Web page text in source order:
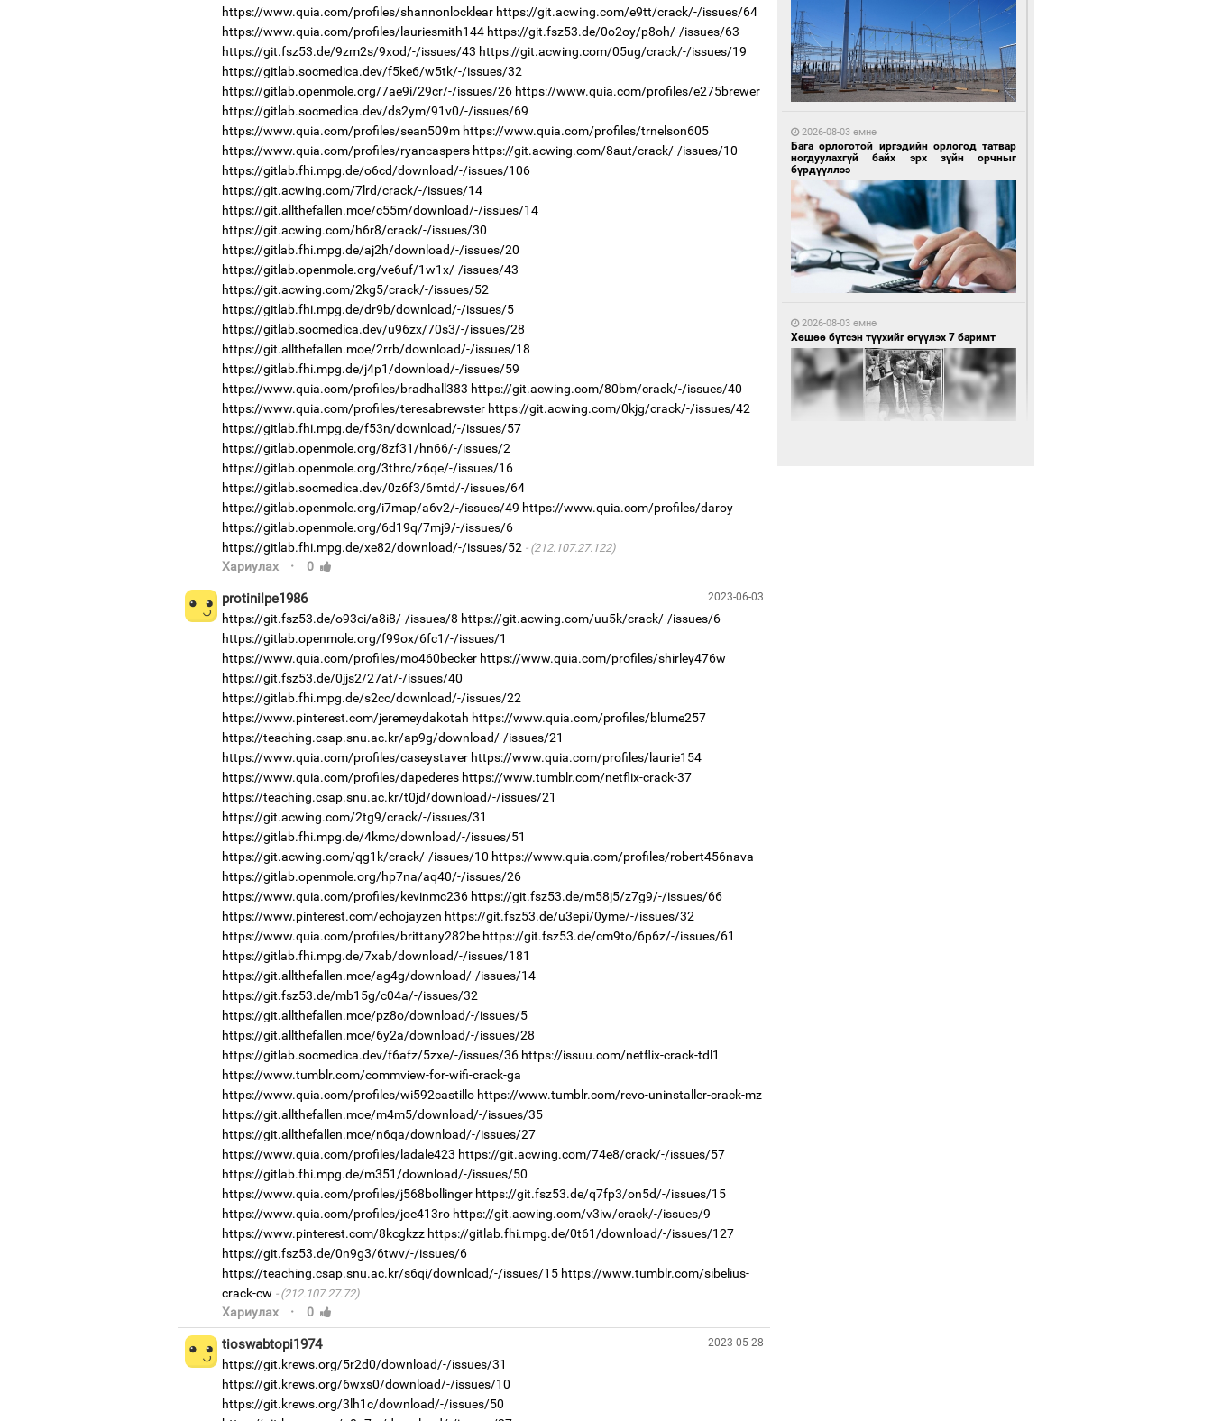
https://www.quia.com/profiles/shannonlocklear https://git.acwing.com/e9tt/crack/-/issues/64
https://www.quia.com/profiles/lauriesmith144 https://git.fsz53.de/0o2oy/p8oh/-/issues/63
https://git.fsz53.de/9zm2s/9xod/-/issues/43 https://git.acwing.com/05ug/crack/-/issues/19
https://gitlab.socmedica.dev/f5ke6/w5tk/-/issues/32
https://gitlab.openmole.org/7ae9i/29cr/-/issues/26 https://www.quia.com/profiles/e275brewer
https://gitlab.socmedica.dev/ds2ym/91v0/-/issues/69
https://www.quia.com/profiles/sean509m https://www.quia.com/profiles/trnelson605
https://www.quia.com/profiles/ryancaspers https://git.acwing.com/8aut/crack/-/issues/10
https://gitlab.fhi.mpg.de/o6cd/download/-/issues/106
https://git.acwing.com/7lrd/crack/-/issues/14
https://git.allthefallen.moe/c55m/download/-/issues/14
https://git.acwing.com/h6r8/crack/-/issues/30
https://gitlab.fhi.mpg.de/aj2h/download/-/issues/20
https://gitlab.openmole.org/ve6uf/1w1x/-/issues/43
https://git.acwing.com/2kg5/crack/-/issues/52
https://gitlab.fhi.mpg.de/dr9b/download/-/issues/5
https://gitlab.socmedica.dev/u96zx/70s3/-/issues/28
https://git.allthefallen.moe/2rrb/download/-/issues/18
https://gitlab.fhi.mpg.de/j4p1/download/-/issues/59
https://www.quia.com/profiles/bradhall383 https://git.acwing.com/80bm/crack/-/issues/40
https://www.quia.com/profiles/teresabrewster https://git.acwing.com/0kjg/crack/-/issues/42
https://gitlab.fhi.mpg.de/f53n/download/-/issues/57
https://gitlab.openmole.org/8zf31/hn66/-/issues/2
https://gitlab.openmole.org/3thrc/z6qe/-/issues/16
https://gitlab.socmedica.dev/0z6f3/6mtd/-/issues/64
https://gitlab.openmole.org/i7map/a6v2/-/issues/49 https://www.quia.com/profiles/daroy
https://gitlab.openmole.org/6d19q/7mj9/-/issues/6
https://gitlab.fhi.mpg.de/xe82/download/-/issues/52
(212.107.27.122)
Хариулах · 0
2023-06-03
protinilpe1986
https://git.fsz53.de/o93ci/a8i8/-/issues/8 https://git.acwing.com/uu5k/crack/-/issues/6
https://gitlab.openmole.org/f99ox/6fc1/-/issues/1
https://www.quia.com/profiles/mo460becker https://www.quia.com/profiles/shirley476w
https://git.fsz53.de/0jjs2/27at/-/issues/40
https://gitlab.fhi.mpg.de/s2cc/download/-/issues/22
https://www.pinterest.com/jeremeydakotah https://www.quia.com/profiles/blume257
https://teaching.csap.snu.ac.kr/ap9g/download/-/issues/21
https://www.quia.com/profiles/caseystaver https://www.quia.com/profiles/laurie154
https://www.quia.com/profiles/dapederes https://www.tumblr.com/netflix-crack-37
https://teaching.csap.snu.ac.kr/t0jd/download/-/issues/21
https://git.acwing.com/2tg9/crack/-/issues/31
https://gitlab.fhi.mpg.de/4kmc/download/-/issues/51
https://git.acwing.com/qg1k/crack/-/issues/10 https://www.quia.com/profiles/robert456nava
https://gitlab.openmole.org/hp7na/aq40/-/issues/26
https://www.quia.com/profiles/kevinmc236 https://git.fsz53.de/m58j5/z7g9/-/issues/66
https://www.pinterest.com/echojayzen https://git.fsz53.de/u3epi/0yme/-/issues/32
https://www.quia.com/profiles/brittany282be https://git.fsz53.de/cm9to/6p6z/-/issues/61
https://gitlab.fhi.mpg.de/7xab/download/-/issues/181
https://git.allthefallen.moe/ag4g/download/-/issues/14
https://git.fsz53.de/mb15g/c04a/-/issues/32
https://git.allthefallen.moe/pz8o/download/-/issues/5
https://git.allthefallen.moe/6y2a/download/-/issues/28
https://gitlab.socmedica.dev/f6afz/5zxe/-/issues/36 https://issuu.com/netflix-crack-tdl1
https://www.tumblr.com/commview-for-wifi-crack-ga
https://www.quia.com/profiles/wi592castillo https://www.tumblr.com/revo-uninstaller-crack-mz
https://git.allthefallen.moe/m4m5/download/-/issues/35
https://git.allthefallen.moe/n6qa/download/-/issues/27
https://www.quia.com/profiles/ladale423 https://git.acwing.com/74e8/crack/-/issues/57
https://gitlab.fhi.mpg.de/m351/download/-/issues/50
https://www.quia.com/profiles/j568bollinger https://git.fsz53.de/q7fp3/on5d/-/issues/15
https://www.quia.com/profiles/joe413ro https://git.acwing.com/v3iw/crack/-/issues/9
https://www.pinterest.com/8kcgkzz https://gitlab.fhi.mpg.de/0t61/download/-/issues/127
https://git.fsz53.de/0n9g3/6twv/-/issues/6
https://teaching.csap.snu.ac.kr/s6qi/download/-/issues/15 https://www.tumblr.com/sibelius-
crack-cw
(212.107.27.72)
Хариулах · 0
2023-05-28
tioswabtopi1974
https://git.krews.org/5r2d0/download/-/issues/31
https://git.krews.org/6wxs0/download/-/issues/10
https://git.krews.org/3lh1c/download/-/issues/50
20 цагийн өмнө өмнө
Автобензин, дизель түлшний онцгой албан
татварыг тэглэлээ
20 цагийн өмнө өмнө
Санхүүгийн хэмнэлтийн горимд эрүүл
мэндийн салбар хамаарахгүй
2026-08-03 өмнө
Бага орлоготой иргэдийн орлогод татвар
ногдуулахгүй байх эрх зүйн орчныг
бүрдүүллээ
2026-08-03 өмнө
Хөшөө бүтсэн түүхийг өгүүлэх 7 баримт